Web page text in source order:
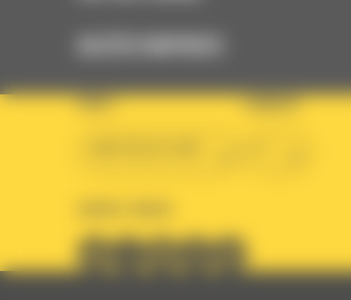
PAYS LANGUE